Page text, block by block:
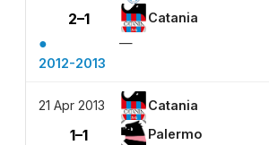
2–1 Catania
●
—
2012-2013
21 Apr 2013 Catania
1–1 Palermo